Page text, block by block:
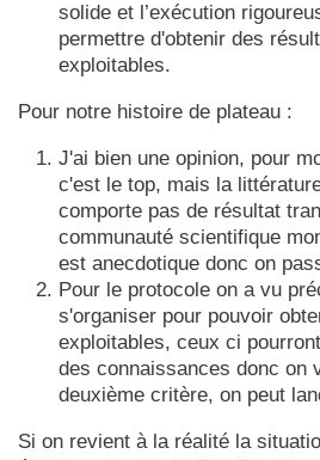
solide et l’exécution
permettre d'obtenir des
exploitables.
Pour notre histoire de plateau :
J'ai bien une opinion, pour
c'est le top, mais la
comporte pas de résultat
communauté scientifique
est anecdotique donc on
Pour le protocole on a vu
s'organiser pour pouvoir
exploitables, ceux ci
des connaissances donc on
deuxième critère, on peut
Si on revient à la réalité la